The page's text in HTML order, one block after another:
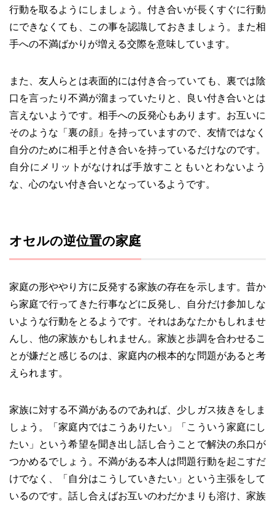
行動を取るようにしましょう。付き合いが長くすぐに行動
にできなくても、この事を認識しておきましょう。また相
手への不満ばかりが増える交際を意味しています。
また、友人らとは表面的には付き合っていても、裏では陰
口を言ったり不満が溜まっていたりと、良い付き合いとは
言えないようです。相手への反発心もあります。お互いに
そのような「裏の顔」を持っていますので、友情ではなく
自分のために相手と付き合いを持っているだけなのです。
自分にメリットがなければ手放すこともいとわないよう
な、心のない付き合いとなっているようです。
オセルの逆位置の家庭
家庭の形ややり方に反発する家族の存在を示します。昔か
ら家庭で行ってきた行事などに反発し、自分だけ参加しな
いような行動をとるようです。それはあなたかもしれませ
んし、他の家族かもしれません。家族と歩調を合わせるこ
とが嫌だと感じるのは、家庭内の根本的な問題があると考
えられます。
家族に対する不満があるのであれば、少しガス抜きをしま
しょう。「家庭内ではこうありたい」「こういう家庭にし
たい」という希望を聞き出し話し合うことで解決の糸口が
つかめるでしょう。不満がある本人は問題行動を起こすだ
けでなく、「自分はこうしていきたい」という主張をして
いるのです。話し合えばお互いのわだかまりも溶け、家族